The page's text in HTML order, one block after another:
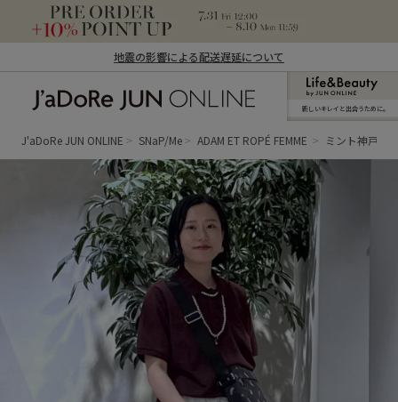
地震の影響による配送遅延について
ン オンライン）
新しいキレイと出合うために。
J'aDoRe JUN ONLINE SNaP/Me ADAM ET ROPÉ FEMME ミント神戸